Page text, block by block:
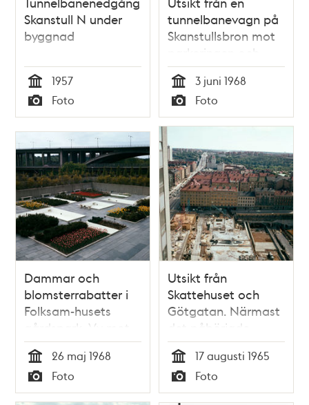
Skanstull N under
byggnad
Tid
1957
Typ
Foto
tunnelbanevagn på
Skanstullsbron mot
parkeringen och
Eriksdalsbadets
utebassänger, som
vimlar av människor
Tid
3 juni 1968
Typ
Foto
Dammar och
blomsterrabatter i
Folksam-husets
gårdspark. Vy mot
Skanstullsbron
Tid
26 maj 1968
Typ
Foto
Utsikt från
Skattehuset och
Götgatan. Närmast
det påbörjade
bygget av Åsö
Gymnasium, i
fonden
Skanstullsbron och
Tid
17 augusti 1965
Typ
Foto